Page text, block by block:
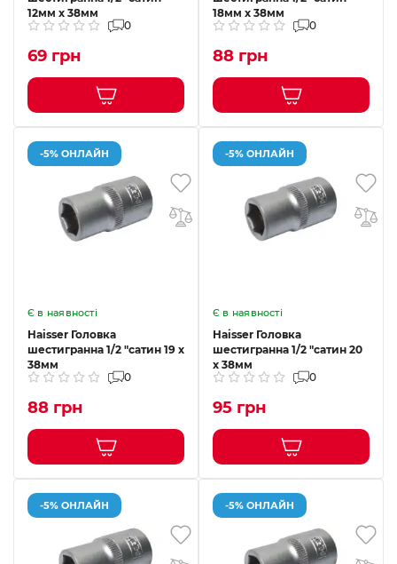
12мм х 38мм
0
69 грн
18мм х 38мм
0
88 грн
-5% ОНЛАЙН
Є в наявності
Haisser Головка
шестигранна 1/2 "сатин 19 х
38мм
0
88 грн
-5% ОНЛАЙН
Є в наявності
Haisser Головка
шестигранна 1/2 "сатин 20
х 38мм
0
95 грн
-5% ОНЛАЙН -5% ОНЛАЙН